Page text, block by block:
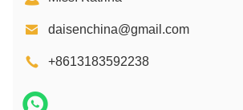
daisenchina@gmail.com
+8613183592238